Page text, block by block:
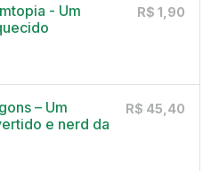
- Um
R$ 1,90
– Um
e nerd da
R$ 45,40